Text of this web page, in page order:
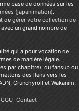
base de données sur les
(japanimation).
de gérer votre collection de
un grand nombre de
qui a pour vocation de
de manière légale.
par chapitre), du fansub ou
des liens vers les
Crunchyroll et Wakanim.
CGU Contact